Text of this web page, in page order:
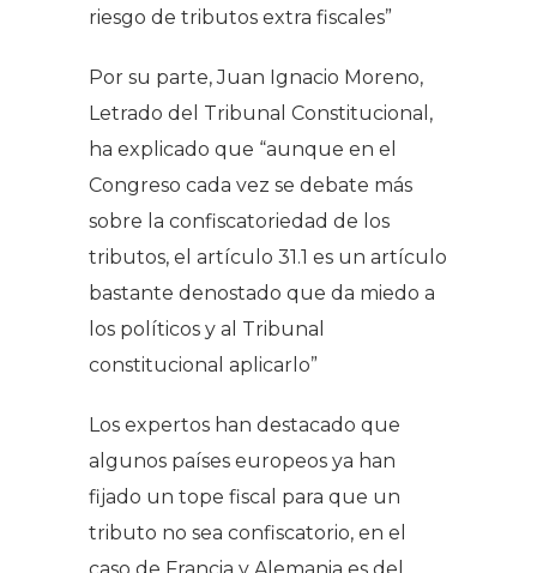
riesgo de tributos extra fiscales”
Por su parte, Juan Ignacio Moreno,
Letrado del Tribunal Constitucional,
ha explicado que “aunque en el
Congreso cada vez se debate más
sobre la confiscatoriedad de los
tributos, el artículo 31.1 es un artículo
bastante denostado que da miedo a
los políticos y al Tribunal
constitucional aplicarlo”
Los expertos han destacado que
algunos países europeos ya han
fijado un tope fiscal para que un
tributo no sea confiscatorio, en el